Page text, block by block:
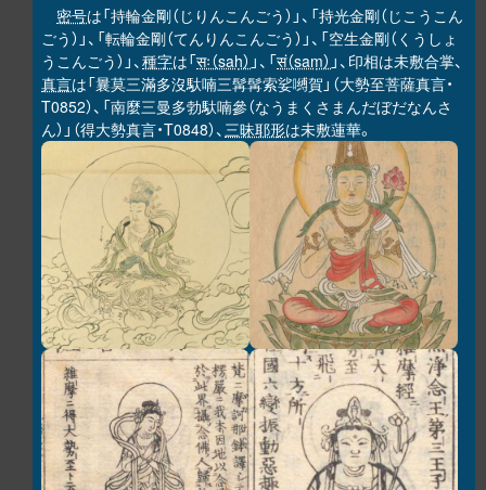
密号は「持輪金剛（じりんこんごう）」、「持光金剛（じこうこん
ごう）」、「転輪金剛（てんりんこんごう）」、「空生金剛（くうしょ
うこんごう）」、種字は「सः（saḥ） 」、「सं（saṃ） 」、印相は未敷合掌、
真言は「曩莫三滿多沒馱喃三髯髯索娑嚩賀」（大勢至菩薩真言・
T0852）、「南麼三曼多勃馱喃參（なうまくさまんだぼだなんさ
ん）」（得大勢真言・T0848）、三昧耶形は未敷蓮華。